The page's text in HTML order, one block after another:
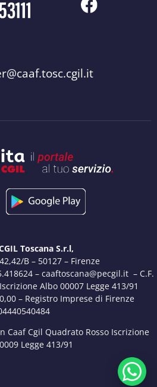
Toscana S.r.l,
B – 50127 – Firenze
– caaftoscana@pecgil.it – C.F.
Albo 00007 Legge 413/91
– Registro Imprese di Firenze
Caaf Cgil Quadrato Rosso Iscrizione
Legge 413/91